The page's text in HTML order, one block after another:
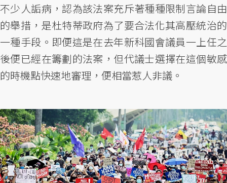
不少人詬病，認為該法案充斥著種種限制言論自由
的舉措，是杜特蒂政府為了要合法化其高壓統治的
一種手段。即便這是在去年新科國會議員一上任之
後便已經在籌劃的法案，但代議士選擇在這個敏感
的時機點快速地審理，便相當惹人非議。